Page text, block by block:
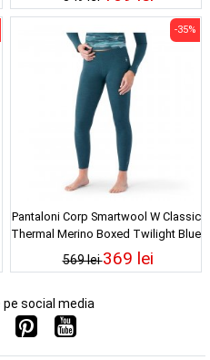
Pantaloni Corp Smartwool W Classic
Thermal Merino Boxed Twilight Blue
Heather 24/25
569 lei
-35%
369 lei
social media